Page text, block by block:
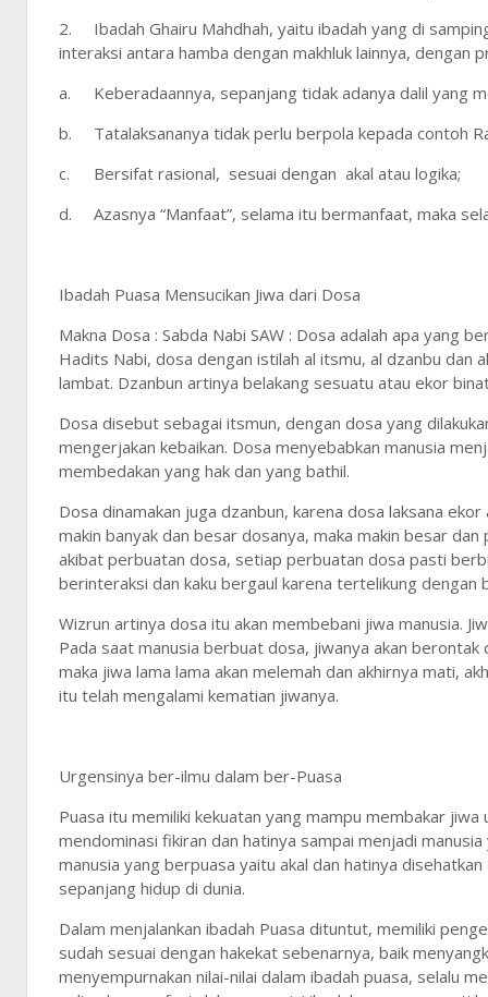
2.
Ibadah Ghairu Mahdhah, yaitu ibadah yang di
interaksi antara hamba dengan makhluk lainnya, dengan
a.
Keberadaannya, sepanjang tidak adanya dalil yang
b.
Tatalaksananya tidak perlu berpola kepada contoh
c.
Bersifat rasional, sesuai dengan akal atau logika;
d.
Azasnya “Manfaat”, selama itu bermanfaat, maka
Ibadah Puasa Mensucikan Jiwa dari Dosa
Makna Dosa : Sabda Nabi SAW : Dosa adalah apa yang
Hadits Nabi, dosa dengan istilah al itsmu, al dzanbu dan
lambat. Dzanbun artinya belakang sesuatu atau ekor
Dosa disebut sebagai itsmun, dengan dosa yang
mengerjakan kebaikan. Dosa menyebabkan manusia
membedakan yang hak dan yang bathil.
Dosa dinamakan juga dzanbun, karena dosa laksana
makin banyak dan besar dosanya, maka makin besar
akibat perbuatan dosa, setiap perbuatan dosa pasti
berinteraksi dan kaku bergaul karena tertelikung dengan
Wizrun artinya dosa itu akan membebani jiwa manusia.
Pada saat manusia berbuat dosa, jiwanya akan
maka jiwa lama lama akan melemah dan akhirnya mati,
itu telah mengalami kematian jiwanya.
Urgensinya ber-ilmu dalam ber-Puasa
Puasa itu memiliki kekuatan yang mampu membakar
mendominasi fikiran dan hatinya sampai menjadi
manusia yang berpuasa yaitu akal dan hatinya
sepanjang hidup di dunia.
Dalam menjalankan ibadah Puasa dituntut, memiliki
sudah sesuai dengan hakekat sebenarnya, baik
menyempurnakan nilai-nilai dalam ibadah puasa, selalu